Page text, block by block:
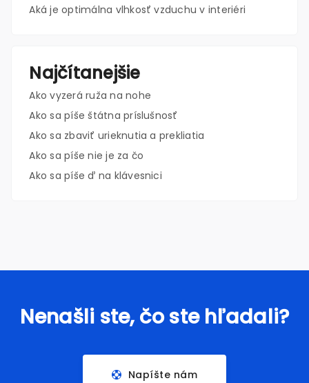
Aká je optimálna vlhkosť vzduchu v interiéri
Najčítanejšie
Ako vyzerá ruža na nohe
Ako sa píše štátna príslušnosť
Ako sa zbaviť urieknutia a prekliatia
Ako sa píše nie je za čo
Ako sa píše ď na klávesnici
Nenašli ste, čo ste hľadali?
Napíšte nám